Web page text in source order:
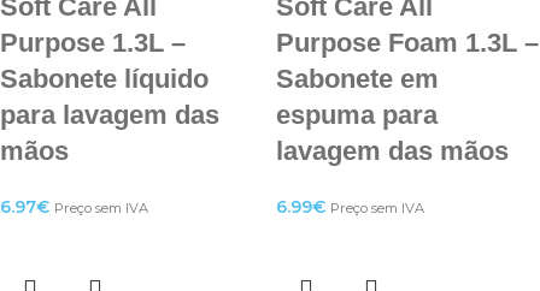
Soft Care All
Purpose 1.3L –
Sabonete líquido
para lavagem das
mãos
6.97€ Preço sem IVA
Soft Care All
Purpose Foam 1.3L –
Sabonete em
espuma para
lavagem das mãos
6.99€ Preço sem IVA